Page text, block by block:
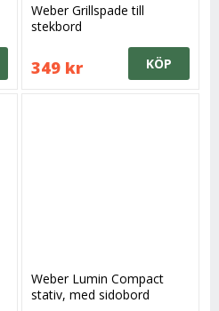
Weber Grillspade till
stekbord
349 kr KÖP
Weber Lumin Compact
stativ, med sidobord